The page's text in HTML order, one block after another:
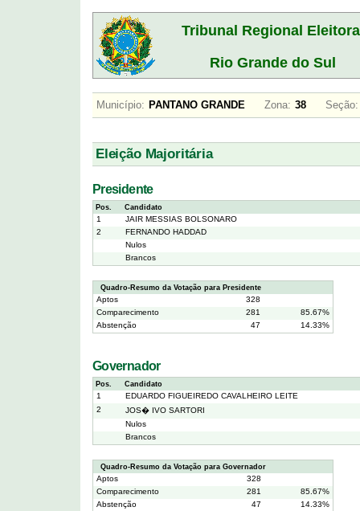
Tribunal Regional
Rio Grande do Sul
Município: PANTANO GRANDE Zona: 38 Seção:
Eleição Majoritária
Presidente
Pos. Candidato
1
JAIR MESSIAS BOLSONARO
2
FERNANDO HADDAD
Nulos
Brancos
Quadro-Resumo da Votação para Presidente
Aptos
328
Comparecimento
281
85.67%
Abstenção
47 14.33%
Governador
Pos. Candidato
1
EDUARDO FIGUEIREDO CAVALHEIRO LEITE
2
JOS� IVO SARTORI
Nulos
Brancos
Quadro-Resumo da Votação para Governador
Aptos
328
Comparecimento
281
85.67%
Abstenção
47 14.33%